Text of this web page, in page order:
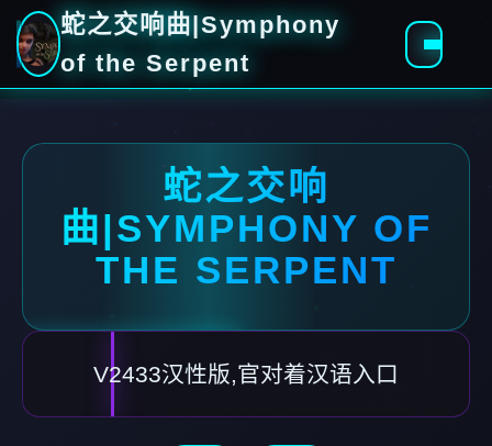
蛇之交响曲|Symphony
of the Serpent
蛇之交响
曲|SYMPHONY OF
THE SERPENT
V2433汉性版,官对着汉语入口